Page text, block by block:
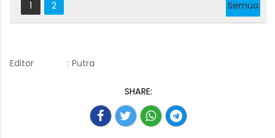
1 2 Semua
Editor : Putra
SHARE: